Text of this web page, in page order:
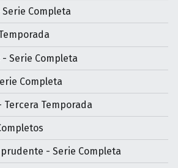
Serie Completa
Serie Completa
Completa
Tercera Temporada
- Serie Completa